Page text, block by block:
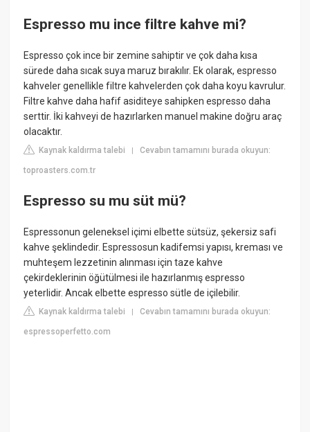
Espresso mu ince filtre kahve mi?
Espresso çok ince bir zemine sahiptir ve çok daha kısa
sürede daha sıcak suya maruz bırakılır. Ek olarak, espresso
kahveler genellikle filtre kahvelerden çok daha koyu kavrulur.
Filtre kahve daha hafif asiditeye sahipken espresso daha
serttir. İki kahveyi de hazırlarken manuel makine doğru araç
olacaktır.
Kaynak kaldırma talebi |Cevabın tamamını burada okuyun:
toproasters.com.tr
Espresso su mu süt mü?
Espressonun geleneksel içimi elbette sütsüz, şekersiz safi
kahve şeklindedir. Espressosun kadifemsi yapısı, kreması ve
muhteşem lezzetinin alınması için taze kahve
çekirdeklerinin öğütülmesi ile hazırlanmış espresso
yeterlidir. Ancak elbette espresso sütle de içilebilir.
Kaynak kaldırma talebi |Cevabın tamamını burada okuyun:
espressoperfetto.com